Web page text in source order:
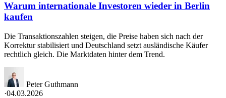
Warum internationale Investoren wieder in Berlin
kaufen
Die Transaktionszahlen steigen, die Preise haben sich nach der
Korrektur stabilisiert und Deutschland setzt ausländische Käufer
rechtlich gleich. Die Marktdaten hinter dem Trend.
Peter Guthmann
·04.03.2026